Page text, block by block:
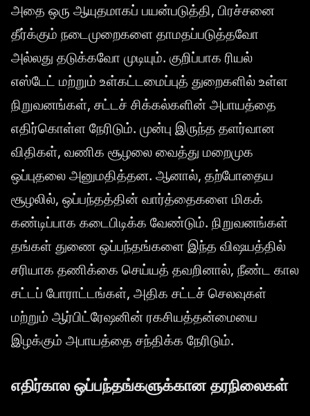
அதை ஒரு ஆயுதமாகப் பயன்படுத்தி, பிரச்சனை
தீர்க்கும் நடைமுறைகளை தாமதப்படுத்தவோ
அல்லது தடுக்கவோ முடியும். குறிப்பாக ரியல்
எஸ்டேட் மற்றும் உள்கட்டமைப்புத் துறைகளில் உள்ள
நிறுவனங்கள், சட்டச் சிக்கல்களின் அபாயத்தை
எதிர்கொள்ள நேரிடும். முன்பு இருந்த தளர்வான
விதிகள், வணிக சூழலை வைத்து மறைமுக
ஒப்புதலை அனுமதித்தன. ஆனால், தற்போதைய
சூழலில், ஒப்பந்தத்தின் வார்த்தைகளை மிகக்
கண்டிப்பாக கடைபிடிக்க வேண்டும். நிறுவனங்கள்
தங்கள் துணை ஒப்பந்தங்களை இந்த விஷயத்தில்
சரியாக தணிக்கை செய்யத் தவறினால், நீண்ட கால
சட்டப் போராட்டங்கள், அதிக சட்டச் செலவுகள்
மற்றும் ஆர்பிட்ரேஷனின் ரகசியத்தன்மையை
இழக்கும் அபாயத்தை சந்திக்க நேரிடும்.
எதிர்கால ஒப்பந்தங்களுக்கான தரநிலைகள்